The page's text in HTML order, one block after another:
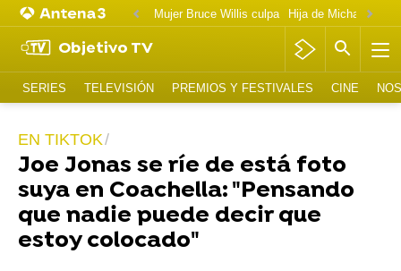
Mujer Bruce Willis culpa
Objetivo TV
SERIES TELEVISIÓN PREMIOS Y FESTIVALES CINE
EN TIKTOK
Joe Jonas se ríe de está foto
suya en Coachella: "Pensando
que nadie puede decir que
estoy colocado"